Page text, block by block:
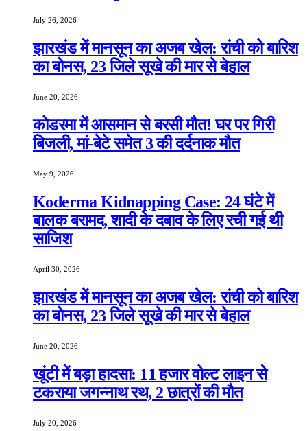
July 26, 2026
झारखंड में मानसून का अजब खेल: रांची को बारिश
का बोनस, 23 जिले सूखे की मार से बेहाल
June 20, 2026
कोडरमा में आसमान से बरसी मौत! घर पर गिरी
बिजली, मां-बेटे समेत 3 की दर्दनाक मौत
May 9, 2026
Koderma Kidnapping Case: 24 घंटे में
बालक बरामद, शादी के दबाव के लिए रची गई थी
साजिश
April 30, 2026
झारखंड में मानसून का अजब खेल: रांची को बारिश
का बोनस, 23 जिले सूखे की मार से बेहाल
June 20, 2026
खूंटी में बड़ा हादसा: 11 हजार वोल्ट लाइन से
टकराया जगन्नाथ रथ, 2 छात्रों की मौत
July 20, 2026